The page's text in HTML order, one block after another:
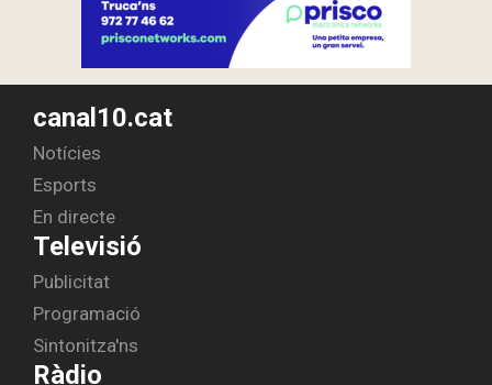
canal10.cat
Notícies
Esports
En directe
Televisió
Publicitat
Programació
Sintonitza'ns
Ràdio